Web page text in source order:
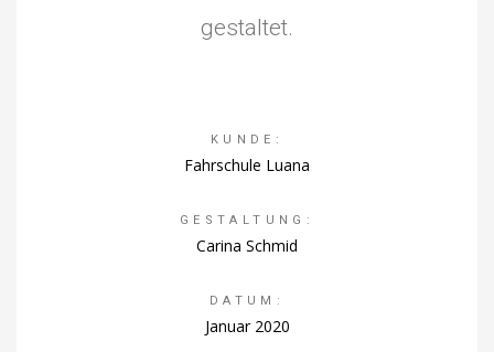
gestaltet.
KUNDE:
Fahrschule Luana
GESTALTUNG:
Carina Schmid
DATUM:
Januar 2020